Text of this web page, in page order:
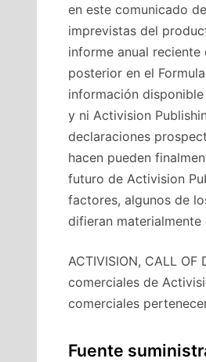
en este comunicado
imprevistas del
informe anual
posterior en el
información
y ni Activision
declaraciones
hacen pueden
futuro de Activision
factores, algunos de
difieran
ACTIVISION, CALL OF
comerciales de
comerciales
Fuente